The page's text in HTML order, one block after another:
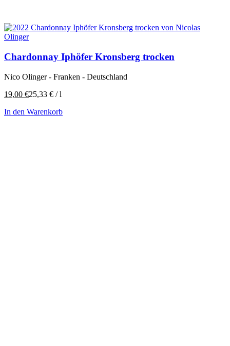
Chardonnay Iphöfer Kronsberg trocken
Nico Olinger - Franken - Deutschland
19,00 €25,33 € /l
In den Warenkorb